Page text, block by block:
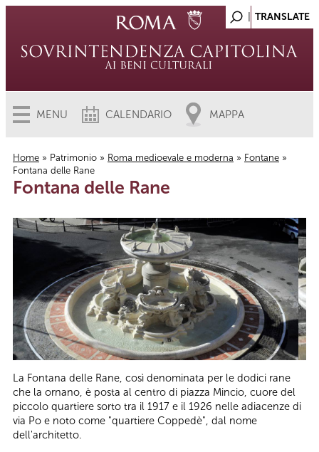
MENU CALENDARIO MAPPA
Tu sei qui
Home » Patrimonio » Roma medioevale e moderna » Fontane »
Fontana delle Rane
Fontana delle Rane
La Fontana delle Rane, così denominata per le dodici rane
che la ornano, è posta al centro di piazza Mincio, cuore del
piccolo quartiere sorto tra il 1917 e il 1926 nelle adiacenze di
via Po e noto come "quartiere Coppedè", dal nome
dell'architetto.